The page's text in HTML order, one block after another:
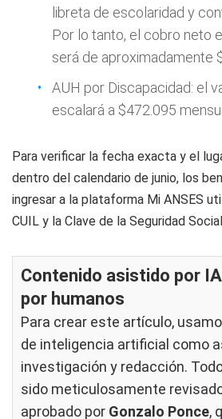
libreta de escolaridad y
Por lo tanto, el cobro neto
será de aproximadamente
AUH por Discapacidad: el
escalará a $472.095
Para verificar la fecha exacta y el
dentro del calendario de junio, los
ingresar a la plataforma Mi ANSES
CUIL y la Clave de la Seguridad
Contenido asistido por
por humanos
Para crear este artículo,
de inteligencia artificial como
investigación y redacción.
sido meticulosamente
aprobado por Gonzalo Ponce,